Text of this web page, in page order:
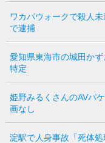
ワカバウォークで殺人
で逮捕
愛知県東海市の城田か
特定
姫野みるくさんのAVパ
画なし
淀駅で人身事故「死体